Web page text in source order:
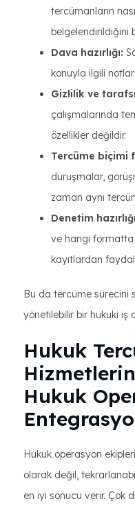
tercümanların
belgelendirildiğini
Dava hazırlığı:
konuyla ilgili notlar
Gizlilik ve
çalışmalarında
özellikler değildir.
Tercüme biçimi
duruşmalar,
zaman aynı
Denetim
ve hangi
kayıtlardan
Bu da tercüme sürecini
yönetilebilir bir hukuki iş
Hukuk
Hukuk
Hukuk operasyon
olarak değil,
en iyi sonucu verir. Çok